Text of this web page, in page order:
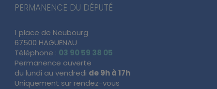
PERMANENCE DU DÉPUTÉ
1 place de Neubourg
67500 HAGUENAU
Téléphone : 03 90 59 38 05
Permanence ouverte
du lundi au vendredi de 9h à 17h
Uniquement sur rendez-vous